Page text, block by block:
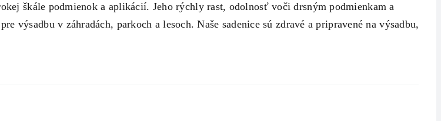
škále podmienok a aplikácií. Jeho rýchly rast, odolnosť voči drsným podmienkam a
v záhradách, parkoch a lesoch. Naše sadenice sú zdravé a pripravené na výsadbu, čo